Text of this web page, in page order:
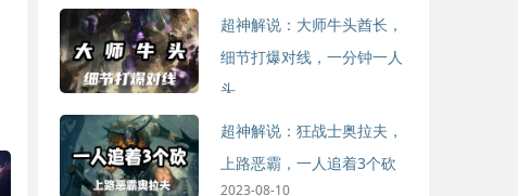
2023-08-10
超神解说：大师牛头酋长，
细节打爆对线，一分钟一人
头
2023-08-10
超神解说：狂战士奥拉夫，
上路恶霸，一人追着3个砍
2023-08-10